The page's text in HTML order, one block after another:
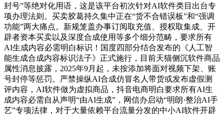
封号”等绝对化用语，这是该平台初次针对AI软件类目出台专
项办理法则。买卖胶葛持久集中正在“货不合错误板”和“强调
功能”两大痛点。新规笼盖办事订阅取充值、授权取集成、开
辟者资本买卖以及深度合成使用等多个细分范畴，要求所有
AI生成内容必需明白标识！国度四部分结合发布的《人工智
能生成合成内容标识法子》正式施行，目前天猫侧沉软件商品
属性消息披露，2025年9月起，未按添加将面对视频下架、账
号封停等惩罚。严禁操纵AI合成仿冒名人带货或发布虚假测
评内容，AI软件做为虚拟商品，抖音电商明白要求所有AI生
成内容必需自从声明“由AI生成”，网信办启动“明朗·整治AI手
艺”专项法律，对于大量依赖平台流量分发的中小AI软件开辟